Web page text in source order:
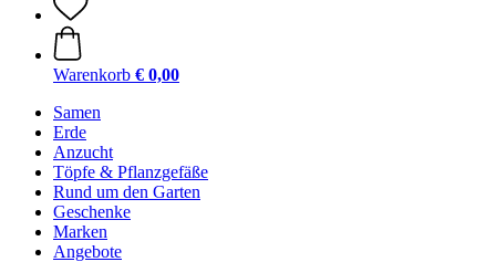
Warenkorb € 0,00
Samen
Erde
Anzucht
Töpfe & Pflanzgefäße
Rund um den Garten
Geschenke
Marken
Angebote